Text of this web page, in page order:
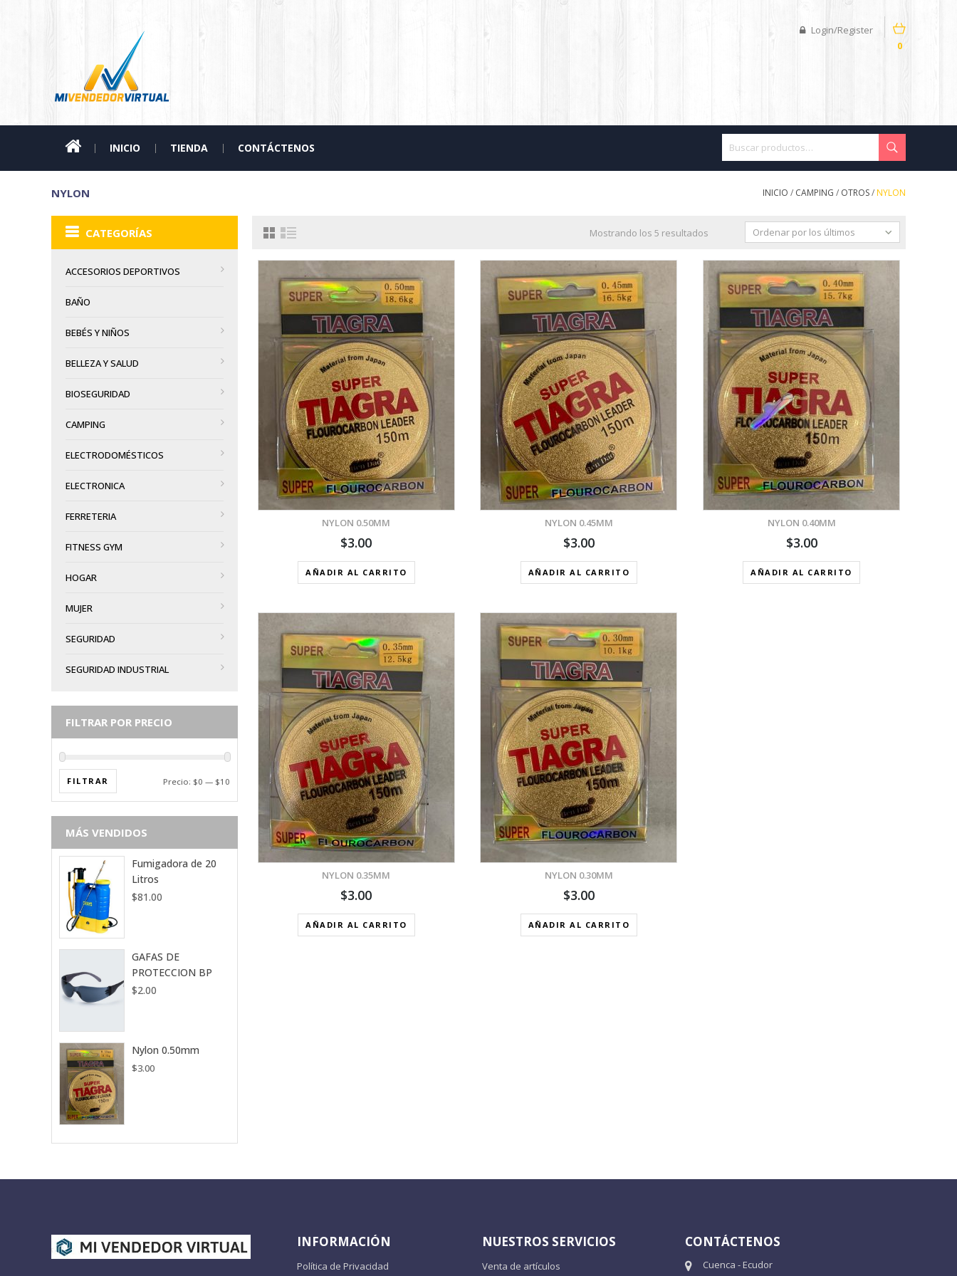
0
Login/Register
INICIO TIENDA CONTÁCTENOS
NYLON INICIO / CAMPING / OTROS/NYLON
Mostrando los 5 resultados Ordenar por los últimos
NYLON 0.50MM
$3.00
AÑADIR AL CARRITO
VISTA RÁPIDA
AÑADIR A LA LISTA DE DESEOS
NYLON 0.45MM
$3.00
AÑADIR AL CARRITO
VISTA RÁPIDA
AÑADIR A LA LISTA DE DESEOS
NYLON 0.40MM
$3.00
AÑADIR AL CARRITO
AÑADIR A LA LISTA DE DESEOS
NYLON 0.35MM
$3.00
AÑADIR AL CARRITO
VISTA RÁPIDA
AÑADIR A LA LISTA DE DESEOS
NYLON 0.30MM
$3.00
AÑADIR AL CARRITO
CATEGORÍAS
ACCESORIOS DEPORTIVOS
BAÑO
BEBÉS Y NIÑOS
BELLEZA Y SALUD
BIOSEGURIDAD
CAMPING
ELECTRODOMÉSTICOS
ELECTRONICA
FERRETERIA
FITNESS GYM
HOGAR
MUJER
SEGURIDAD
SEGURIDAD INDUSTRIAL
FILTRAR POR PRECIO
FILTRAR Precio: $0 — $10
MÁS VENDIDOS
Fumigadora de 20
Litros
$81.00
GAFAS DE
PROTECCION BP
$2.00
Nylon 0.50mm
$3.00
INFORMACIÓN
Política de Privacidad
NUESTROS SERVICIOS
Venta de artículos
CONTÁCTENOS
Cuenca - Ecudor